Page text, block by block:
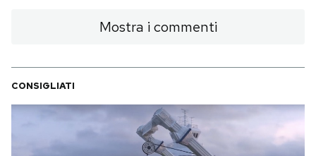
Mostra i commenti
CONSIGLIATI